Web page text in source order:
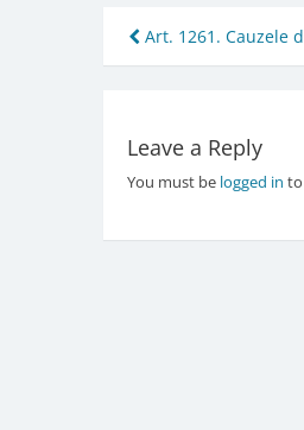
Post
navigation
Art. 1261. Cauzele
Leave a Reply
You must be logged in